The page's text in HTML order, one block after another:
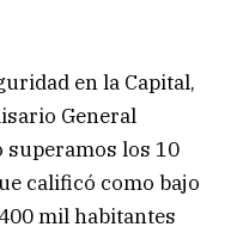
en la Capital,
General
superamos los 10
calificó como bajo
mil habitantes